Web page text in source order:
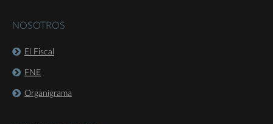
NOSOTROS
El Fiscal
FNE
Organigrama